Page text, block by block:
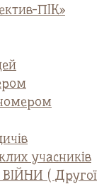
ПІК»
учасників
ВІЙНИ ( Другої